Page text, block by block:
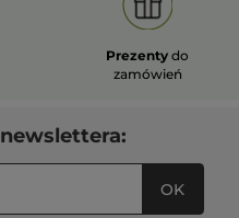
Prezenty do
zamówień
newslettera:
OK